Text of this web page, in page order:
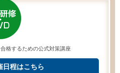
合格するための公式対策講座
日程はこちら